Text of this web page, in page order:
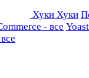
Хуки Хуки
- все